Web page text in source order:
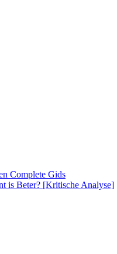
Complete Gids
is Beter? [Kritische Analyse]